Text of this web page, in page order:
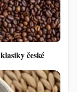
české